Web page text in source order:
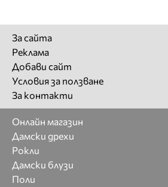
За сайта
Реклама
Добави сайт
Условия за ползване
За контакти
Онлайн магазин
Дамски дрехи
Рокли
Дамски блузи
Поли